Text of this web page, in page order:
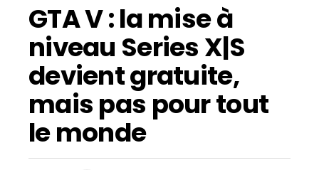
GTA V : la mise à
niveau Series X|S
devient gratuite,
mais pas pour tout
le monde